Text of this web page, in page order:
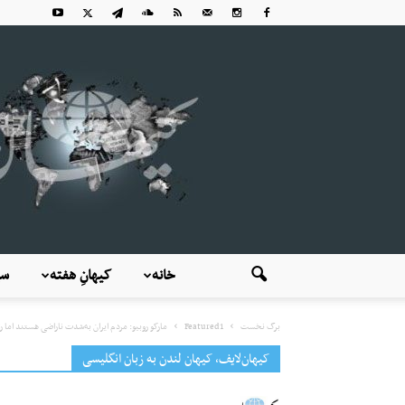
کیهانِ هفته خانه
برگ نخست Featured1 مارکو روبیو: مردم ایران به‌شدت ناراضی هستند
کیهان‌لایف، کیهان لندن به زبان انگلیسی